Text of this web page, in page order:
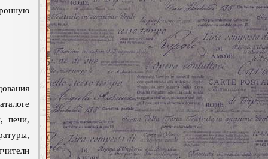
печи,